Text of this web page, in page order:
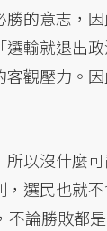
的意志，
輸就退出
觀壓力。因
以沒什麼
選民也就
論勝敗都